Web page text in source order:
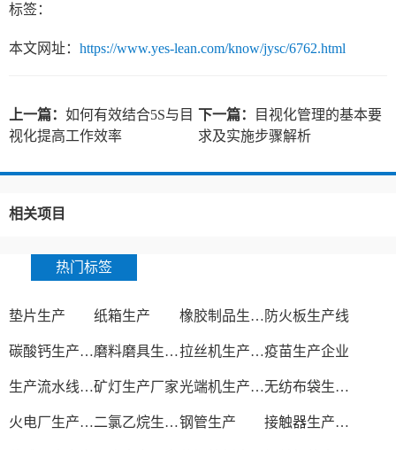
标签：
本文网址： https://www.yes-lean.com/know/jysc/6762.html
上一篇： 如何有效结合5S与目
视化提高工作效率
下一篇：
目视化管理的基本要
求及实施步骤解析
相关项目
热门标签
垫片生产 纸箱生产 橡胶制品生产厂 防火板生产线
碳酸钙生产设备 磨料磨具生产厂家 拉丝机生产厂家疫苗生产企业
生产流水线设备矿灯生产厂家 光端机生产厂家 无纺布袋生产厂家
火电厂生产过程 二氯乙烷生产厂家钢管生产 接触器生产厂家